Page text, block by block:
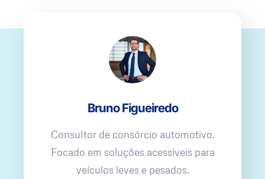
Bruno Figueiredo
Consultor de consórcio automotivo.
Focado em soluções acessíveis para
veículos leves e pesados.